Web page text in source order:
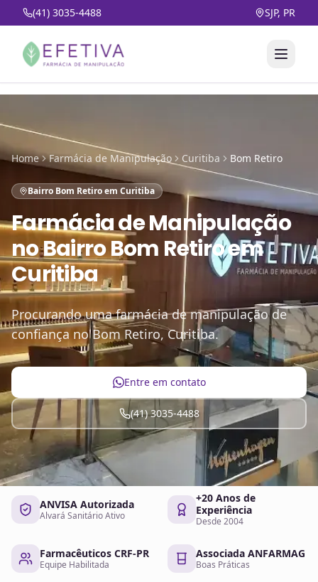
(41) 3035-4488 SJP, PR
Home Farmácia de Manipulação Curitiba Bom Retiro
Bairro Bom Retiro em Curitiba
Farmácia de Manipulação
noBairro Bom Retiro em
Curitiba
Procurando uma farmácia de manipulação de
confiança no Bom Retiro, Curitiba.
Entre em contato
(41) 3035-4488
ANVISA Autorizada
Alvará Sanitário Ativo
+20 Anos de
Experiência
Desde 2004
Farmacêuticos CRF-PR
Equipe Habilitada
Associada ANFARMAG
Boas Práticas